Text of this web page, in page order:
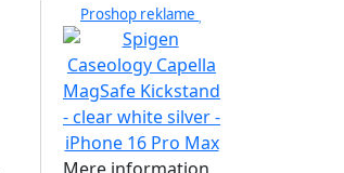
Proshop reklame